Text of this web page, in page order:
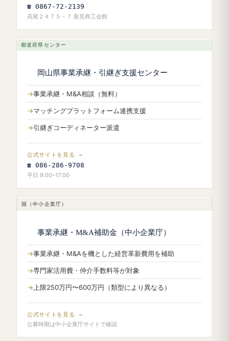
☎ 0867-72-2139
高尾２４７５－７ 新見商工会館
都道府県センター
岡山県事業承継・引継ぎ支援センター
事業承継・M&A相談（無料）
マッチングプラットフォーム連携支援
引継ぎコーディネーター派遣
公式サイトを見る →
☎ 086-286-9708
平日 9:00–17:00
国（中小企業庁）
事業承継・M&A補助金（中小企業庁）
事業承継・M&Aを機とした経営革新費用を補助
専門家活用費・仲介手数料等が対象
上限250万円〜600万円（類型により異なる）
公式サイトを見る →
公募時期は中小企業庁サイトで確認